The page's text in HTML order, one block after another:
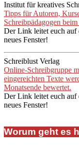
Institut für kreatives
Tipps für Autoren,
Schreibpädagogen
Der Link leitet euch auf
neues Fenster!
Schreiblust Verlag
Online-Schreibgruppe
eingereichten Texte
Monatsende bewertet.
Der Link leitet euch auf
neues Fenster!
Worum geht es